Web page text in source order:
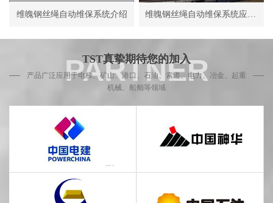
维魄钢丝绳自动维保系统介绍 维魄钢丝绳自动维保系统应用现场
TST真挚期待您的加入
产品广泛应用于电梯、矿山、港口、石油、索道、电力、冶金、起重
机械、船舶等领域